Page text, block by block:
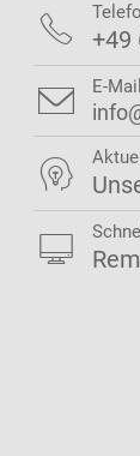
 +49
 E-Mail

